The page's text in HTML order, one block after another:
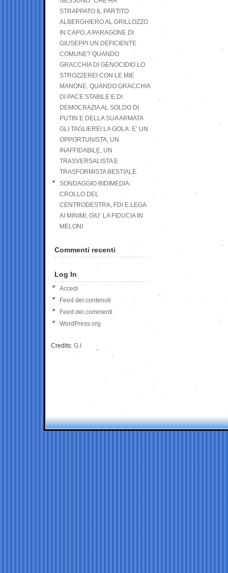
STRAPPATO IL PARTITO
ALBERGHIERO AL GRILLOZZO
IN CAPO, A PARAGONE DI
GIUSEPPI UN DEFICIENTE
COMUNE? QUANDO
GRACCHIA DI GENOCIDIO LO
STROZZEREI CON LE MIE
MANONE. QUANDO GRACCHIA
DI PACE STABILE E DI
DEMOCRAZIA AL SOLDO DI
PUTIN E DELLA SUA ARMATA
GLI TAGLIEREI LA GOLA: E’ UN
OPPORTUNISTA, UN
INAFFIDABILE, UN
TRASVERSALISTA E
TRASFORMISTA BESTIALE.
SONDAGGIO BIDIMEDIA:
CROLLO DEL
CENTRODESTRA, FDI E LEGA
AI MINIMI, GIU’ LA FIDUCIA IN
MELONI
Commenti recenti
Log In
Accedi
Feed dei contenuti
Feed dei commenti
WordPress.org
Credits: G.I